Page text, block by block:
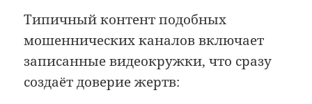
Типичный контент подобных
мошеннических каналов включает
записанные видеокружки, что сразу
создаёт доверие жертв: